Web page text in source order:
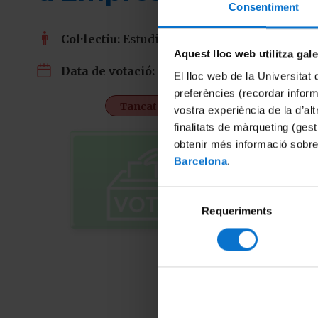
Consentiment
Aquest lloc web utilitza
El lloc web de la Universitat
preferències (recordar
vostra experiència de la
finalitats de màrqueting
obtenir més informació
Barcelona.
Requeriments
Col·lectiu: Estudiants, PDI i PTGAS
Data de votació: 24/11/2020
Tancat